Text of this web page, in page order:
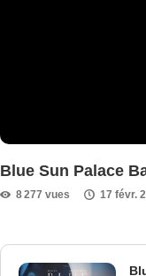
Blue Sun Palace
8 277 vues 17 févr.